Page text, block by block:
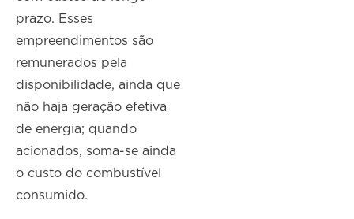
prazo. Esses
empreendimentos são
remunerados pela
disponibilidade, ainda que
não haja geração efetiva
de energia; quando
acionados, soma-se ainda
o custo do combustível
consumido.